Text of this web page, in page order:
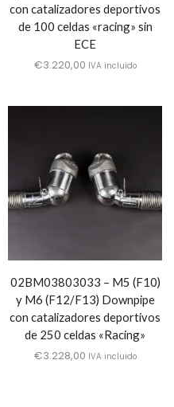
con catalizadores deportivos
de 100 celdas «racing» sin
ECE
€3.220,00 IVA incluido
02BM03803033 – M5 (F10)
y M6 (F12/F13) Downpipe
con catalizadores deportivos
de 250 celdas «Racing»
€3.228,00 IVA incluido